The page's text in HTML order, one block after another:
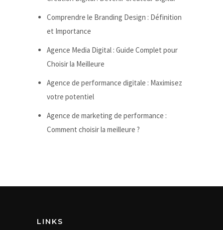
Comprendre le Branding Design : Définition
et Importance
Agence Media Digital : Guide Complet pour
Choisir la Meilleure
Agence de performance digitale : Maximisez
votre potentiel
Agence de marketing de performance :
Comment choisir la meilleure ?
LINKS